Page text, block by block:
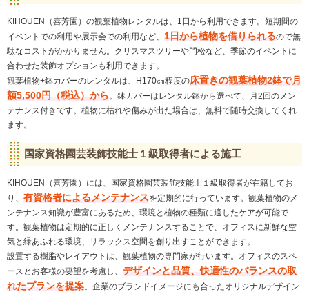
KIHOUEN（喜芳園）の観葉植物レンタルは、1日から利用できます。短期間の
イベントでの利用や展示会での利用など、 1日から植物を借りられるので無
駄なコストがかかりません。クリスマスツリーや門松など、季節のイベントに
合わせた装飾オプションも利用できます。
観葉植物+鉢カバーのレンタルは、H170㎝程度の床置きの観葉植物2鉢で月
額5,500円（税込）から 。鉢カバーはレンタル鉢から選べて、月2回のメン
テナンス付きです。植物に枯れや傷みが出た場合は、無料で随時交換してくれ
ます。
国家資格園芸装飾技能士１級取得者による施工
KIHOUEN（喜芳園）には、国家資格園芸装飾技能士１級取得者が在籍してお
り、 有資格者によるメンテナンスを定期的に行っています。観葉植物のメ
ンテナンス知識が豊富にあるため、環境と植物の種類に適したケアが可能で
す。観葉植物は定期的に正しくメンテナンスすることで、オフィスに新鮮な空
気と緑あふれる環境、リラックス空間を創り出すことができます。
設置する樹脂やレイアウトは、観葉植物の専門家が行います。オフィスのスペ
ースとお客様の要望を考慮し、 デザインと品質、快適性のバランスの取
れたプランを提案。企業のブランドイメージにも合ったオリジナルデザイン